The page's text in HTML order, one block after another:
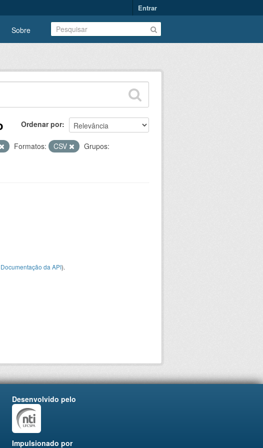
Entrar
Sobre
Ordenar por
Formatos: CSV
Grupos:
Documentação da API).
Desenvolvido pelo
Impulsionado por